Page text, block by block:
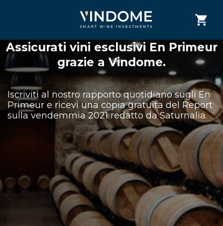
Assicurati vini esclusivi En Primeur
grazie a Vindome.
Iscriviti al nostro rapporto quotidiano sugli En
Primeur e ricevi una copia gratuita del Report
sulla vendemmia 2021 redatto da Saturnalia.